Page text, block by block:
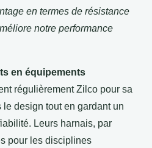
en termes de résistance
notre performance
en équipements
régulièrement Zilco pour sa
design tout en gardant un
Leurs harnais, par
pour les disciplines